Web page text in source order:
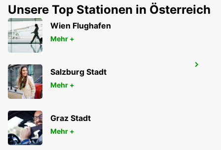
NANTES - FRANCE
NANTES ZENTRUM
NANTES - FRANCE
Unsere Top Stationen in Österreich
Wien Flughafen
Mehr +
Salzburg Stadt
Mehr +
Graz Stadt
Mehr +